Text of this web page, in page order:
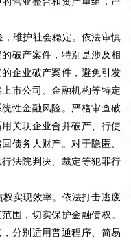
维护社会稳定。依法审慎
破产案件，特别是涉及相
企业破产案件，避免引发
市公司、金融机构等特定
性金融风险。严格审查破
关联企业合并破产、行使
债务人财产。对于隐匿、
法院判决、裁定等犯罪行
实现效率。依法打击逃废
围，切实保护金融债权。
分别适用普通程序、简易